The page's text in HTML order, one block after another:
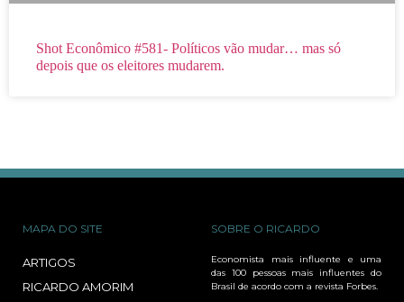
Shot Econômico #581- Políticos vão mudar… mas só
depois que os eleitores mudarem.
MAPA DO SITE
ARTIGOS
RICARDO AMORIM
SOBRE O RICARDO
Economista mais influente e uma
das 100 pessoas mais influentes do
Brasil de acordo com a revista Forbes.